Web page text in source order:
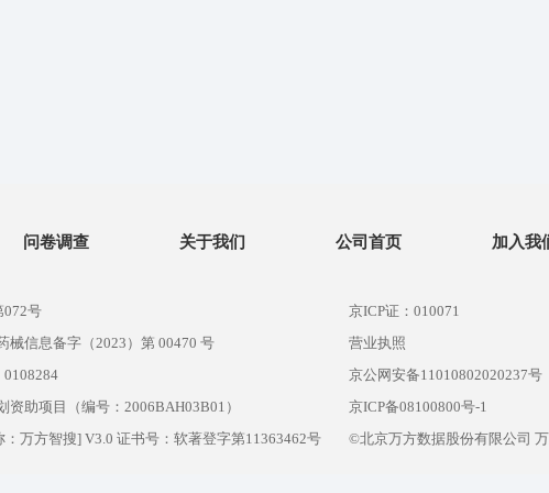
问卷调查 关于我们 公司首页 加入我
072号
械信息备字（2023）第 00470 号
助项目（编号：2006BAH03B01）
万方智搜] V3.0 证书号：软著登字第11363462号
京ICP证：010071
营业执照
京公网安备11010802020237号
京ICP备08100800号-1
©北京万方数据股份有限公司